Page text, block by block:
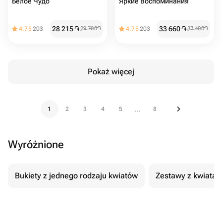
4.75203 28 215֏29 700֏ 4.75203 33 660֏37 400֏
Pokaż więcej
1 2 3 4 5 ... 8
Wyróżnione
Bukiety z jednego rodzaju kwiatów Zestawy z